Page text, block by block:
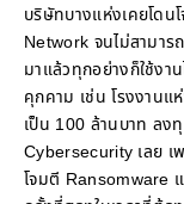
บริษัทบางแห่งเคยโดน
Network จนไม่สามาร
มาแล้วทุกอย่างก็ใช้งา
คุกคาม เช่น โรงงาน
เป็น 100 ล้านบาท ลง
Cybersecurity เลย เ
โจมตี Ransomware แ